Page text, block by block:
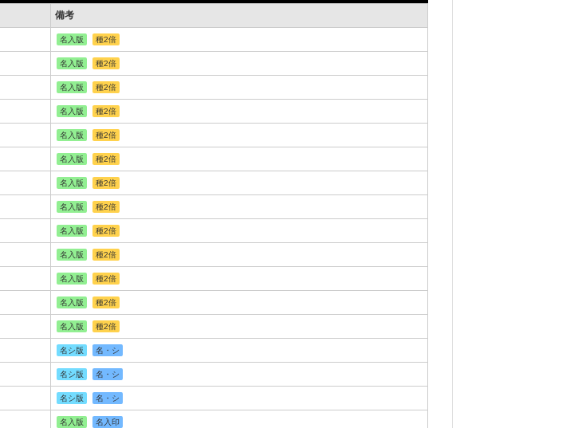
備考
名入版 種2倍
名入版 種2倍
名入版 種2倍
名入版 種2倍
名入版 種2倍
名入版 種2倍
名入版 種2倍
名入版 種2倍
名入版 種2倍
名入版 種2倍
名入版 種2倍
名入版 種2倍
名入版 種2倍
名シ版 名・シ
名シ版 名・シ
名シ版 名・シ
名入版 名入印